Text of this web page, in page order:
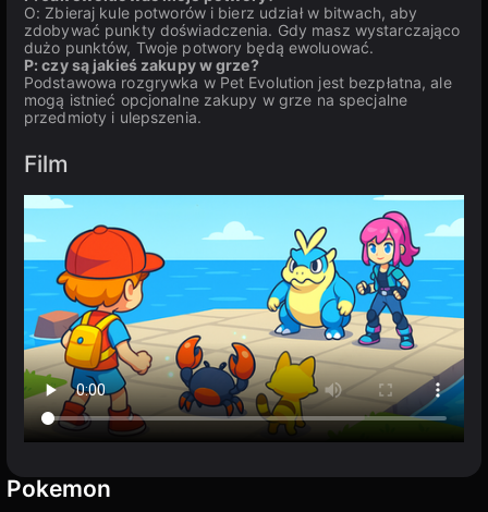
O: Zbieraj kule potworów i bierz udział w bitwach, aby
zdobywać punkty doświadczenia. Gdy masz wystarczająco
dużo punktów, Twoje potwory będą ewoluować.
P: czy są jakieś zakupy w grze?
Podstawowa rozgrywka w Pet Evolution jest bezpłatna, ale
mogą istnieć opcjonalne zakupy w grze na specjalne
przedmioty i ulepszenia.
Film
Pokemon